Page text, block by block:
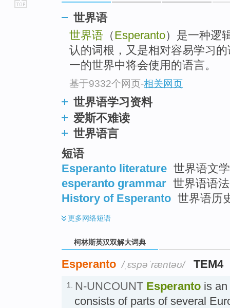
世界语
世界语 （Esperanto）是一种逻
认的词根，又是相对容易学习
一的世界中将会使用的语言。
基于9332个网页-相关网页
世界语学习资料
爱斯不难读
世界语言
短语
Esperanto literature 世界语文学
esperanto grammar 世界语语法
History of Esperanto 世界语历
更多网络短语
柯林斯英汉双解大词典
Esperanto /ˌɛspəˈræntəʊ/ TEM4
1. N-UNCOUNT Esperanto is
consists of parts of several